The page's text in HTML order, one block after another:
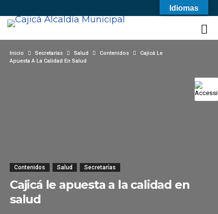
Inicio Secretarías Salud Contenidos
Cajicá Le
Apuesta A La Calidad En Salud
Contenidos Salud Secretarías
Cajicá le apuesta a la calidad en
salud
Idiomas